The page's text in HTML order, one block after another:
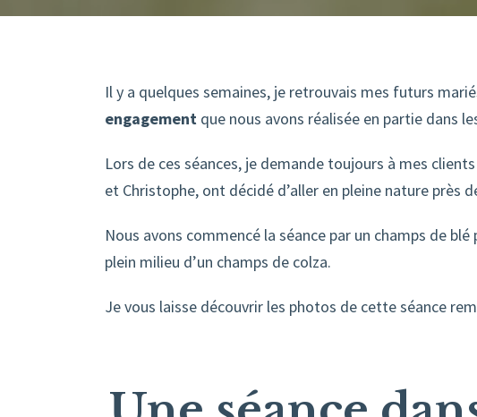
Il y a quelques semaines, je retrouvais mes futurs
engagement que nous avons réalisée en partie dans
Lors de ces séances, je demande toujours à mes
et Christophe, ont décidé d’aller en pleine nature près
Nous avons commencé la séance par un champs de
plein milieu d’un champs de colza.
Je vous laisse découvrir les photos de cette séance